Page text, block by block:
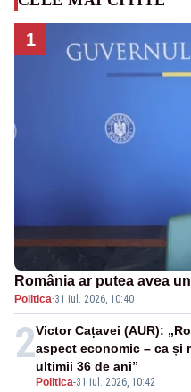
1
România ar putea avea
Politica·31 iul. 2026, 10:40
2
Politica-31 iul. 2026, 10:42
Victor Cațavei (AUR):
aspect economic – ca și
ultimii 36 de ani”